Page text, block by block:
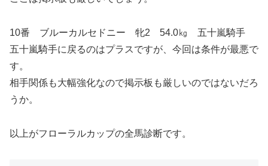
10番 ブルーカルセドニー 牝2 54.0㎏ 五十嵐騎手
五十嵐騎手に戻るのはプラスですが、今回は条件が最悪で
す。
相手関係も大幅強化なので掲示板も厳しいのではないだろ
うか。
以上がフローラルカップの全馬診断です。